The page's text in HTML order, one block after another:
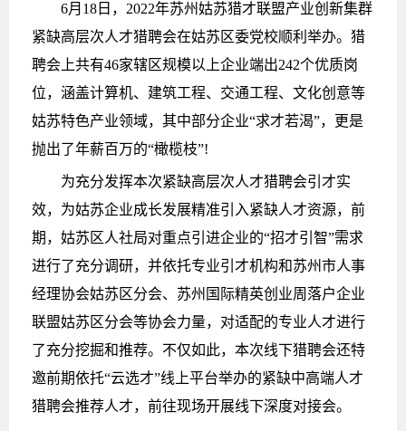
6月18日，2022年苏州姑苏猎才联盟产业创新集群
紧缺高层次人才猎聘会在姑苏区委党校顺利举办。猎
聘会上共有46家辖区规模以上企业端出242个优质岗
位，涵盖计算机、建筑工程、交通工程、文化创意等
姑苏特色产业领域，其中部分企业“求才若渴”，更是
抛出了年薪百万的“橄榄枝”!
为充分发挥本次紧缺高层次人才猎聘会引才实
效，为姑苏企业成长发展精准引入紧缺人才资源，前
期，姑苏区人社局对重点引进企业的“招才引智”需求
进行了充分调研，并依托专业引才机构和苏州市人事
经理协会姑苏区分会、苏州国际精英创业周落户企业
联盟姑苏区分会等协会力量，对适配的专业人才进行
了充分挖掘和推荐。不仅如此，本次线下猎聘会还特
邀前期依托“云选才”线上平台举办的紧缺中高端人才
猎聘会推荐人才，前往现场开展线下深度对接会。